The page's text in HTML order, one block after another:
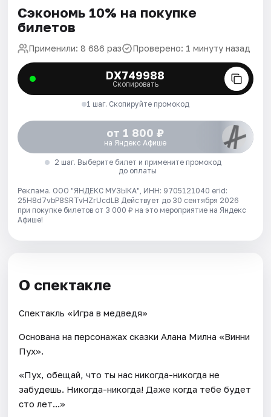
Сэкономь 10% на покупке
билетов
Применили: 8 686 раз Проверено: 1 минуту назад
DX749988
Скопировать
1 шаг. Скопируйте промокод
от 1 800 ₽
на Яндекс Афише
2 шаг. Выберите билет и примените промокод
до оплаты
Реклама. ООО "ЯНДЕКС МУЗЫКА", ИНН: 9705121040 erid:
25H8d7vbP8SRTvHZrUcdLB Действует до 30 сентября 2026
при покупке билетов от 3 000 ₽ на это мероприятие на Яндекс
Афише!
О спектакле
Спектакль «Игра в медведя»
Основана на персонажах сказки Алана Милна «Винни
Пух».
«Пух, обещай, что ты нас никогда-никогда не
забудешь. Никогда-никогда! Даже когда тебе будет
сто лет...»